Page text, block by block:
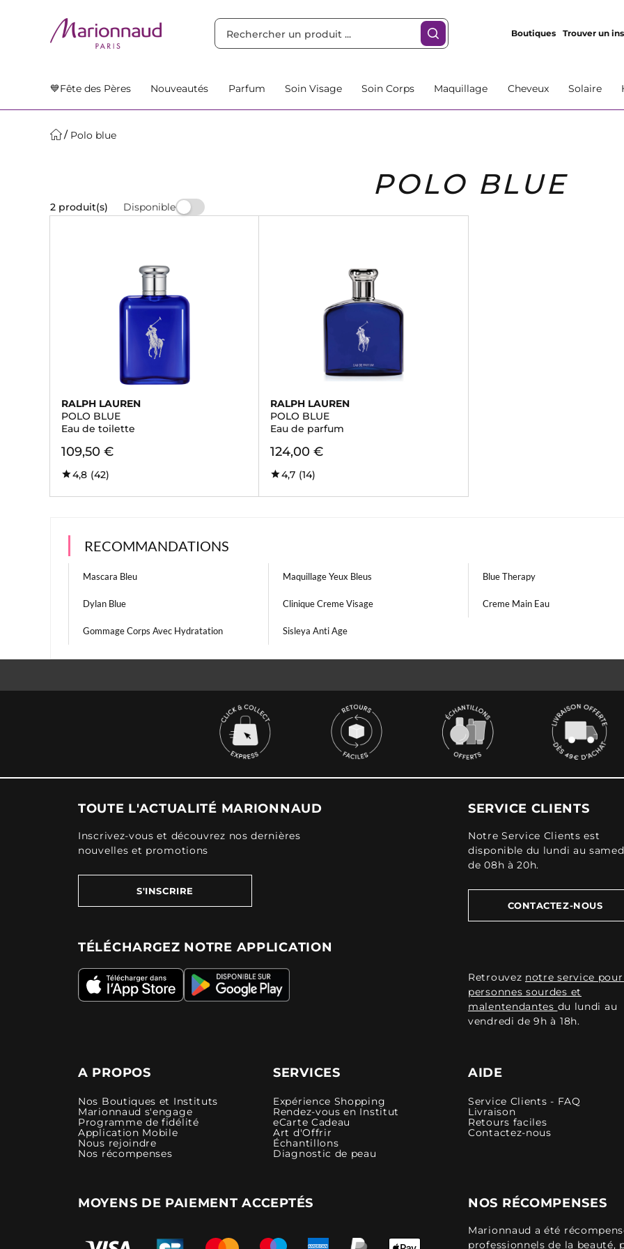
Boutiques Trouver un
💙Fête des Pères Nouveautés Parfum Soin Visage Soin Corps Maquillage Cheveux Solaire
Polo blue
POLO BLUE
2 produit(s) Disponible
RALPH LAUREN
POLO BLUE
Eau de toilette
109,50 €
4,8 (42)
RALPH LAUREN
POLO BLUE
Eau de parfum
124,00 €
4,7 (14)
RECOMMANDATIONS
Mascara Bleu Maquillage Yeux Bleus Blue Therapy
Dylan Blue Clinique Creme Visage Creme Main Eau
Gommage Corps Avec Hydratation Sisleya Anti Age
TOUTE L'ACTUALITÉ MARIONNAUD
Inscrivez-vous et découvrez nos dernières
nouvelles et promotions
S'INSCRIRE
TÉLÉCHARGEZ NOTRE APPLICATION
SERVICE CLIENTS
Notre Service Clients est
disponible du lundi au
de 08h à 20h.
CONTACTEZ-NOUS
Retrouvez notre service
personnes sourdes et
malentendantes du lundi au
vendredi de 9h à 18h.
A PROPOS
Nos Boutiques et Instituts
Marionnaud s'engage
Programme de fidélité
Application Mobile
Nous rejoindre
Nos récompenses
SERVICES
Expérience Shopping
Rendez-vous en Institut
eCarte Cadeau
Art d'Offrir
Échantillons
Diagnostic de peau
AIDE
Service Clients - FAQ
Livraison
Retours faciles
Contactez-nous
MOYENS DE PAIEMENT ACCEPTÉS NOS RÉCOMPENSES
Marionnaud a été
professionnels de la beauté,